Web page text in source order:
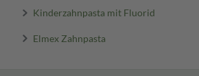
Kinderzahnpasta mit Fluorid
Elmex Zahnpasta